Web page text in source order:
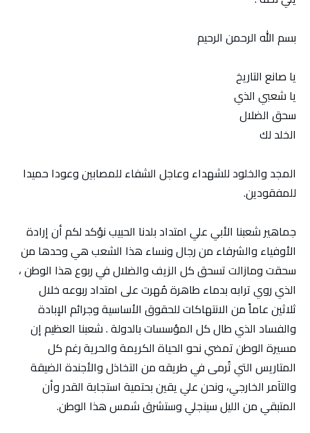
بسم الله الرحمن الرحيم
يا صانع التاريخ
يا شعبي الذي
سحق الضلال
الخلد لك
المجد والخلود للشهداء وعاجل الشفاء للمصابين وعودا حميدا
للمفقودين.
جماهير شعبنا الأبي علي امتداد بلدنا الحبيب نؤكد لكم أن إرادة
الأوفياء والشرفاء من رجال ونساء هذا الشعب هي وحدها من
سحقت ومازالت تسحق كل الزيف والضلال في ربوع هذا الوطن ،
الذي روي ترابه بدماء طاهرة مُهرت على امتداد ربوعه خلال
ثلاثين عاماً من الانتهاكات للحقوق الأساسية وجرائم الإبادة
والفساد الذي طال كل المؤسسات بالدولة . شعبنا العظيم إن
مسيرة الوطن تمضي نحو الحياة الكريمة والحرية رغم كل
المتاريس التي تُرمى في طريقه من التخاذل والأجندة الضيقة
والتآمر الخارجي، ونحن علي يقين بحتمية استجابة القدر وأن
المتبقي من الليل سينجلي وستشرق شمس هذا الوطن.